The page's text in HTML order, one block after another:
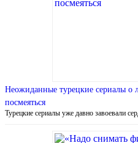
Неожиданные турецкие сериалы
посмеяться
Турецкие сериалы уже давно завоевали